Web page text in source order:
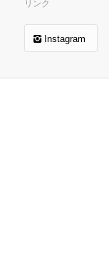
リンク
Instagram